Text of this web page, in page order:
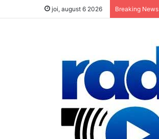
joi, august 6 2026 Breaking News